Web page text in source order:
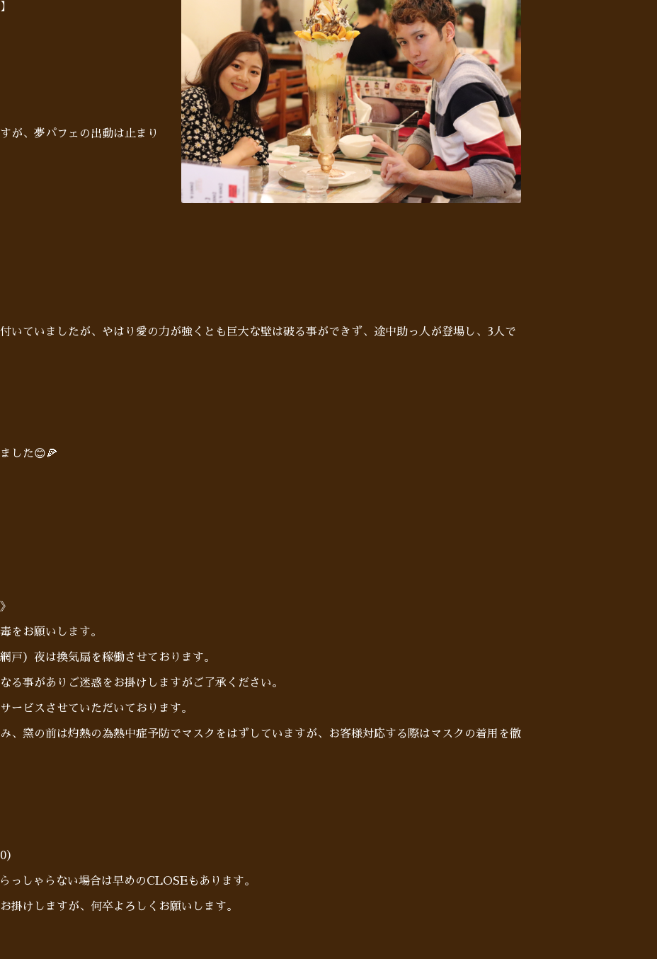
が、夢パフェの出動は止まり
いていましたが、やはり愛の力が強くとも巨大な壁は破る事ができず、途中助っ人が登場し、3人で
した😊🍕
をお願いします。
戸）夜は換気扇を稼働させております。
る事がありご迷惑をお掛けしますがご了承ください。
ービスさせていただいております。
、窯の前は灼熱の為熱中症予防でマスクをはずしていますが、お客様対応する際はマスクの着用を徹
っしゃらない場合は早めのCLOSEもあります。
掛けしますが、何卒よろしくお願いします。